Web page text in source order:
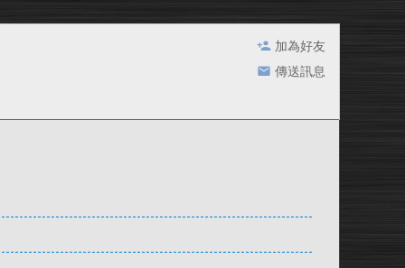
加為好友
傳送訊息